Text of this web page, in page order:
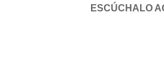
ESCÚCHALO